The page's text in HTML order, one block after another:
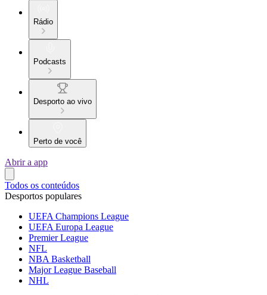
Rádio
Podcasts
Desporto ao vivo
Perto de você
Abrir a app
Todos os conteúdos
Desportos populares
UEFA Champions League
UEFA Europa League
Premier League
NFL
NBA Basketball
Major League Baseball
NHL